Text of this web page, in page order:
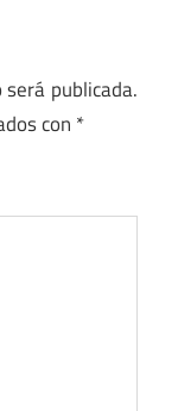
publicada.
con *